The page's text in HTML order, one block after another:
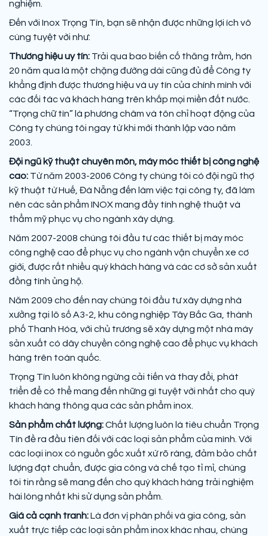
nghiệm.
Đến với Inox Trọng Tín, bạn sẽ nhận được những lợi ích vô
cùng tuyệt vời như:
Thương hiệu uy tín: Trải qua bao biến cố thăng trầm, hơn
20 năm qua là một chặng đường dài cũng đủ để Công ty
khẳng định được thương hiệu và uy tín của chính mình với
các đối tác và khách hàng trên khắp mọi miền đất nước.
“Trọng chữ tín” là phương châm và tôn chỉ hoạt động của
Công ty chúng tôi ngay từ khi mới thành lập vào năm
2003.
Đội ngũ kỹ thuật chuyên môn, máy móc thiết bị công nghệ
cao: Từ năm 2003-2006 Công ty chúng tôi có đội ngũ thợ
kỹ thuật từ Huế, Đà Nẵng đến làm việc tại công ty, đã làm
nên các sản phẩm INOX mang đầy tính nghệ thuật và
thẩm mỹ phục vụ cho ngành xây dựng.
Năm 2007-2008 chúng tôi đầu tư các thiết bị máy móc
công nghệ cao để phục vụ cho ngành vận chuyển xe cơ
giới, được rất nhiều quý khách hàng và các cơ sở sản xuất
đồng tình ủng hộ.
Năm 2009 cho đến nay chúng tôi đầu tư xây dựng nhà
xưởng tại lô số A3-2, khu công nghiệp Tây Bắc Ga, thành
phố Thanh Hóa, với chủ trương sẽ xây dựng một nhà máy
sản xuất có dây chuyền công nghệ cao để phục vụ khách
hàng trên toàn quốc.
Trọng Tín luôn không ngừng cải tiến và thay đổi, phát
triển để có thể mang đến những gì tuyệt vời nhất cho quý
khách hàng thông qua các sản phẩm inox.
Sản phẩm chất lượng:Chất lượng luôn là tiêu chuẩn Trọng
Tín đề ra đầu tiên đối với các loại sản phẩm của mình. Với
các loại inox có nguồn gốc xuất xứ rõ ràng, đảm bảo chất
lượng đạt chuẩn, được gia công và chế tạo tỉ mỉ, chúng
tôi tin rằng sẽ mang đến cho quý khách hàng trải nghiệm
hài lòng nhất khi sử dụng sản phẩm.
Giá cả cạnh tranh:Là đơn vị phân phối và gia công, sản
xuất trực tiếp các loại sản phẩm inox khác nhau, chúng